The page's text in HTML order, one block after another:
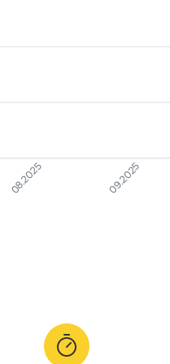
08.2025 09.2025